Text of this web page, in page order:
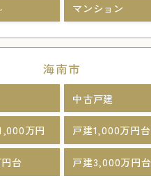
マンション
海南市
中古戸建
万円 戸建1,000万円台
台 戸建3,000万円台